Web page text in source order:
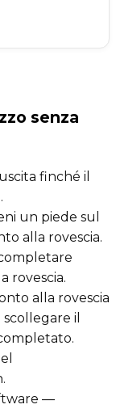
senza
finché il
un piede sul
alla rovescia.
rovescia.
alla rovescia
il
—